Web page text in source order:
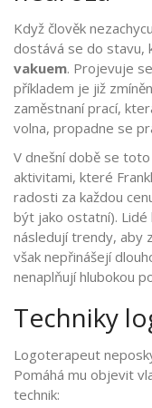
Když člověk
dostává se do stavu,
vakuem. Projevuje
příkladem je již
zaměstnaní prací,
volna, propadne se
V dnešní době se
aktivitami, které
radosti za každou
být jako ostatní). Lidé
následují trendy, aby
však nepřinášejí
nenaplňují hlubokou
Techniky
Logoterapeut
Pomáhá mu objevit
technik: